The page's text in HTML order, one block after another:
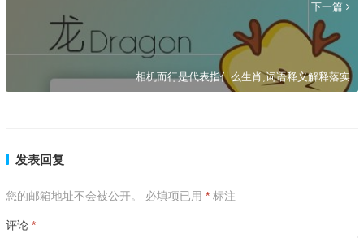
下一篇
相机而行是代表指什么生肖,词语释义解释落实
发表回复
您的邮箱地址不会被公开。 必填项已用 *标注
评论 *